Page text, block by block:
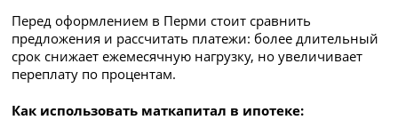
Перед оформлением в Перми стоит сравнить
предложения и рассчитать платежи: более длительный
срок снижает ежемесячную нагрузку, но увеличивает
переплату по процентам.
Как использовать маткапитал в ипотеке: